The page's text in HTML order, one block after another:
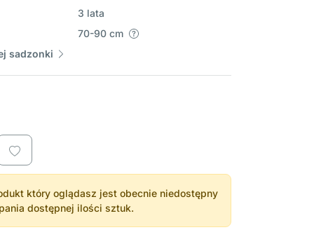
3 lata
70-90 cm
sadzonki
który oglądasz jest obecnie niedostępny
dostępnej ilości sztuk.